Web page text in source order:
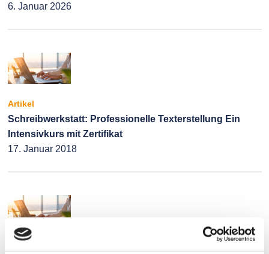
6. Januar 2026
Artikel
Schreibwerkstatt: Professionelle Texterstellung Ein
Intensivkurs mit Zertifikat
17. Januar 2018